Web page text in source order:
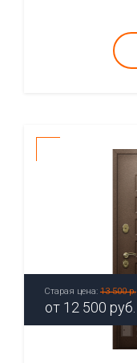
Старая цена: 13 500 р.
от 12 500 руб.